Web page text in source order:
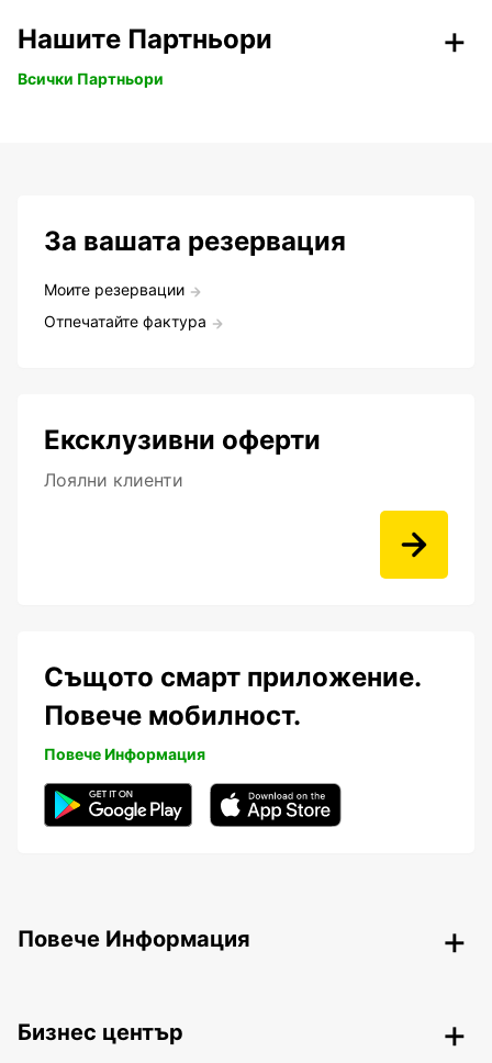
Нашите Партньори
Всички Партньори
За вашата резервация
Моите резервации
Отпечатайте фактура
Ексклузивни оферти
Лоялни клиенти
Същото смарт приложение.
Повече мобилност.
Повече Информация
Повече Информация
Бизнес център